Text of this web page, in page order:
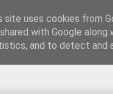
site uses cookies from
with Google
and to detect and